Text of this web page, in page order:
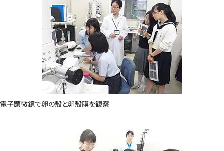
電子顕微鏡で卵の殻と卵殻膜を観察